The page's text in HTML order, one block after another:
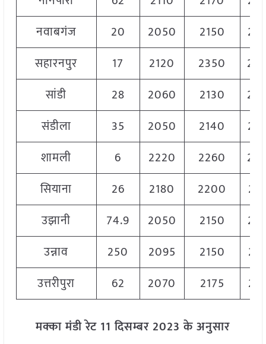
नवाबगंज
20 2050 2150
सहारनपुर
17 2120 2350
सांडी
28 2060 2130
संडीला
35 2050 2140
शामली
6 2220 2260
सियाना
26 2180 2200
उझानी
74.9 2050 2150
उन्नाव
250 2095 2150
उत्तरीपुरा
62 2070 2175
मक्का मंडी रेट 11 दिसम्बर 2023 के अनुसार